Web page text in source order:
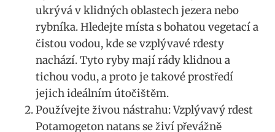
⁢ukrývá v klidných oblastech jezera nebo
rybníka. Hledejte místa s bohatou vegetací​ a
čistou vodou, kde se vzplývavé rdesty
nachází. Tyto ryby mají rády klidnou a
tichou ⁢vodu, a proto je ‌takové prostředí
‌jejich ideálním útočištěm.
Používejte živou‍ nástrahu: ⁢Vzplývavý rdest​
Potamogeton natans ‍se⁤ živí převážně